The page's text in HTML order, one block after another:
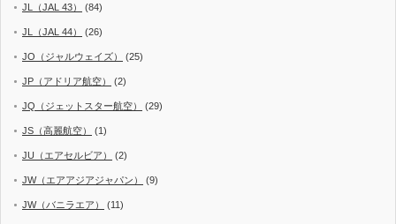
JL（JAL 43） (84)
JL（JAL 44） (26)
JO（ジャルウェイズ） (25)
JP（アドリア航空） (2)
JQ（ジェットスター航空） (29)
JS（高麗航空） (1)
JU（エアセルビア） (2)
JW（エアアジアジャパン） (9)
JW（バニラエア） (11)